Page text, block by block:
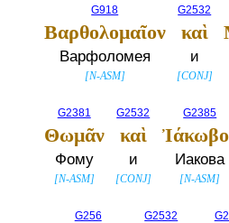
G918
Βαρθολομαῖον
Варфоломея
[N-ASM]
G2532
καὶ
и
[CONJ]
G2381
Θωμᾶν
Фому
[N-ASM]
G2532
καὶ
и
[CONJ]
G2385
Иакова
[N-ASM]
G256 G2532